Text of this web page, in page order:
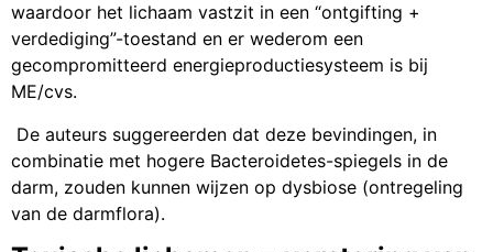
waardoor het lichaam vastzit in een “ontgifting +
verdediging”-toestand en er wederom een
gecompromitteerd energieproductiesysteem is bij
ME/cvs.
De auteurs suggereerden dat deze bevindingen, in
combinatie met hogere Bacteroidetes-spiegels in de
darm, zouden kunnen wijzen op dysbiose (ontregeling
van de darmflora).